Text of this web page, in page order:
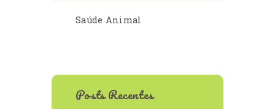
Saúde Animal
Posts Recentes